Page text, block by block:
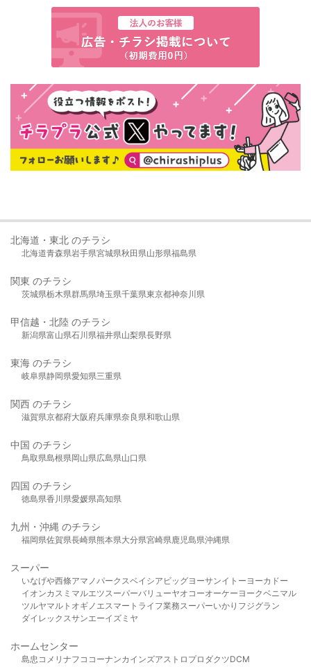
北海道・東北 のチラシ
北海道青森県岩手県宮城県秋田県山形県福島県
関東 のチラシ
茨城県栃木県群馬県埼玉県千葉県東京都神奈川県
甲信越・北陸 のチラシ
新潟県富山県石川県福井県山梨県長野県
東海 のチラシ
岐阜県静岡県愛知県三重県
関西 のチラシ
滋賀県京都府大阪府兵庫県奈良県和歌山県
中国 のチラシ
鳥取県島根県岡山県広島県山口県
四国 のチラシ
徳島県香川県愛媛県高知県
九州・沖縄 のチラシ
福岡県佐賀県長崎県熊本県大分県宮崎県鹿児島県沖縄県
スーパー
いなげや西條アマノパークスベイシア ビッグヨーサンイトーヨーカドー
イオンカスミ マルエツスーパーバリューヤオコーオーケー ヨークベニマル
ツルヤマルト オギノ エスマート ライフ業務スーパーいかり フジグラン
ダイレックスサンエーイズミヤ
ホームセンター
島忠 コメリ ナフコ コーナンカインズアストロプロダクツDCM